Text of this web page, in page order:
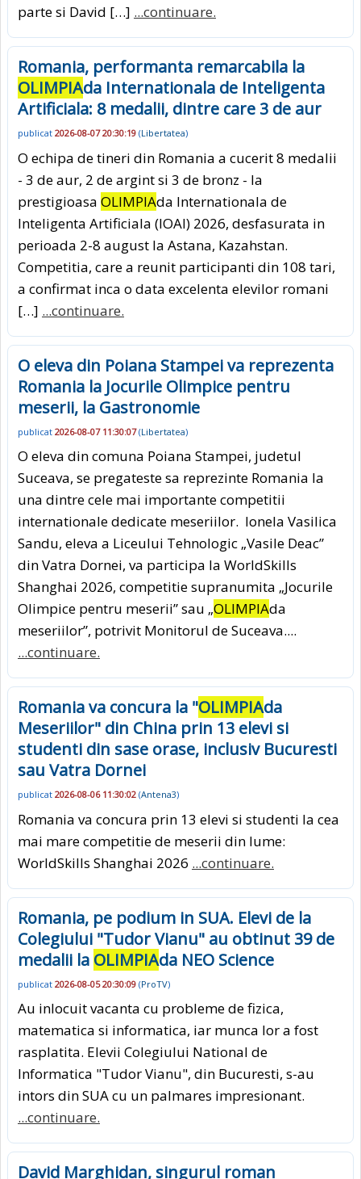
parte si David […] ...continuare.
Romania, performanta remarcabila la
OLIMPIAda Internationala de Inteligenta
Artificiala: 8 medalii, dintre care 3 de aur
publicat 2026-08-07 20:30:19 (Libertatea)
O echipa de tineri din Romania a cucerit 8 medalii
- 3 de aur, 2 de argint si 3 de bronz - la
prestigioasa OLIMPIAda Internationala de
Inteligenta Artificiala (IOAI) 2026, desfasurata in
perioada 2-8 august la Astana, Kazahstan.
Competitia, care a reunit participanti din 108 tari,
a confirmat inca o data excelenta elevilor romani
[…] ...continuare.
O eleva din Poiana Stampei va reprezenta
Romania la Jocurile Olimpice pentru
meserii, la Gastronomie
publicat 2026-08-07 11:30:07(Libertatea)
O eleva din comuna Poiana Stampei, judetul
Suceava, se pregateste sa reprezinte Romania la
una dintre cele mai importante competitii
internationale dedicate meseriilor. Ionela Vasilica
Sandu, eleva a Liceului Tehnologic „Vasile Deac”
din Vatra Dornei, va participa la WorldSkills
Shanghai 2026, competitie supranumita „Jocurile
Olimpice pentru meserii” sau „OLIMPIAda
meseriilor”, potrivit Monitorul de Suceava....
...continuare.
Romania va concura la "OLIMPIAda
Meseriilor" din China prin 13 elevi si
studenti din sase orase, inclusiv Bucuresti
sau Vatra Dornei
publicat 2026-08-06 11:30:02 (Antena3)
Romania va concura prin 13 elevi si studenti la cea
mai mare competitie de meserii din lume:
WorldSkills Shanghai 2026 ...continuare.
Romania, pe podium in SUA. Elevi de la
Colegiului "Tudor Vianu" au obtinut 39 de
medalii la OLIMPIAda NEO Science
publicat 2026-08-05 20:30:09 (ProTV)
Au inlocuit vacanta cu probleme de fizica,
matematica si informatica, iar munca lor a fost
rasplatita. Elevii Colegiului National de
Informatica "Tudor Vianu", din Bucuresti, s-au
intors din SUA cu un palmares impresionant.
...continuare.
David Marghidan, singurul roman